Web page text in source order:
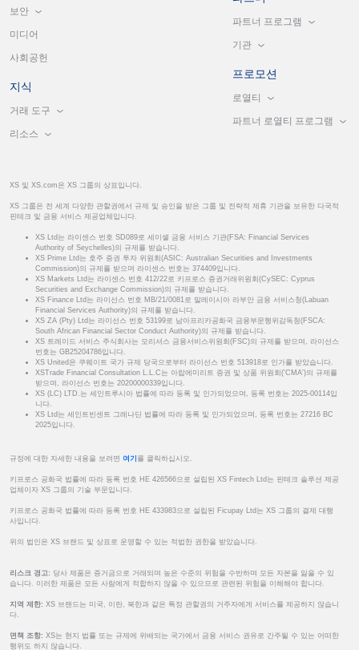
보안
미디어
사회공헌
지식
거래 도구
리소스
파트너 프로그램
기관
프로모션
로열티
파트너 로열티 프로그램
XS 및 XS.com은 XS 그룹의 상표입니다.
XS 그룹은 전 세계 다양한 관할권에서 규제 및 승인을 받은 그룹 및 전략적 제휴 기관을 보유한 다국적
핀테크 및 금융 서비스 제공업체입니다.
XS Ltd는 라이센스 번호 SD089로 세이셸 금융 서비스 기관(FSA: Financial Services
Authority of Seychelles)의 규제를 받습니다.
XS Prime Ltd는 호주 증권 투자 위원회(ASIC: Australian Securities and Investments
Commission)의 규제를 받으며 라이센스 번호는 374409입니다.
XS Markets Ltd는 라이센스 번호 412/22로 키프로스 증권거래위원회(CySEC: Cyprus
Securities and Exchange Commission)의 규제를 받습니다.
XS Finance Ltd는 라이선스 번호 MB/21/0081로 말레이시아 라부안 금융 서비스청(Labuan
Financial Services Authority)의 규제를 받습니다.
XS ZA (Pty) Ltd는 라이선스 번호 53199로 남아프리카공화국 금융부문행위감독청(FSCA:
South African Financial Sector Conduct Authority)의 규제를 받습니다.
XS 트레이드 서비스 주식회사는 모리셔스 금융서비스위원회(FSC)의 규제를 받으며, 라이선스
번호는 GB25204786입니다.
XS United은 쿠웨이트 국가 규제 당국으로부터 라이선스 번호 513918로 인가를 받았습니다.
XSTrade Financial Consultation L.L.C는 아랍에미리트 증권 및 상품 위원회('CMA')의 규제를
받으며, 라이선스 번호는 20200000339입니다.
XS (LC) LTD.는 세인트루시아 법률에 따라 등록 및 인가되었으며, 등록 번호는 2025-00114입
니다.
XS Ltd는 세인트빈센트 그레나딘 법률에 따라 등록 및 인가되었으며, 등록 번호는 27216 BC
2025입니다.
규정에 대한 자세한 내용을 보려면 여기 를 클릭하십시오.
키프로스 공화국 법률에 따라 등록 번호 HE 426566으로 설립된 XS Fintech Ltd는 핀테크 솔루션 제공
업체이자 XS 그룹의 기술 부문입니다.
키프로스 공화국 법률에 따라 등록 번호 HE 433983으로 설립된 Ficupay Ltd는 XS 그룹의 결제 대행
사입니다.
위의 법인은 XS 브랜드 및 상표로 운영할 수 있는 적법한 권한을 받았습니다.
리스크 경고: 당사 제품은 증거금으로 거래되며 높은 수준의 위험을 수반하며 모든 자본을 잃을 수 있
습니다. 이러한 제품은 모든 사람에게 적합하지 않을 수 있으므로 관련된 위험을 이해해야 합니다.
지역 제한: XS 브랜드는 미국, 이란, 북한과 같은 특정 관할권의 거주자에게 서비스를 제공하지 않습니
다.
면책 조항: XS는 현지 법률 또는 규제에 위배되는 국가에서 금융 서비스 권유로 간주될 수 있는 어떠한
행위도 하지 않습니다.